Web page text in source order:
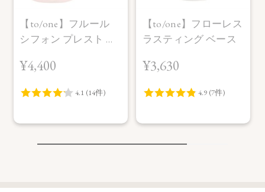
【to/one】フルール
シフォン プレスト パ
¥4,400
【to/one】フローレス
ラスティング ベース
¥3,630